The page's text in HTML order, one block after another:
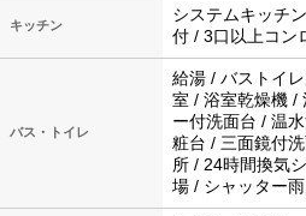
キッチン
システムキッチ
付 / 3口以上コン
バス・トイレ
給湯 / バストイ
室 / 浴室乾燥機 /
ー付洗面台 / 温
粧台 / 三面鏡付
所 / 24時間換気
場 / シャッター